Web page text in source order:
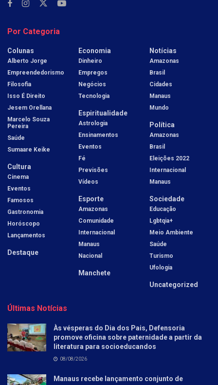
Por Categoria
Colunas
Alberto Jorge
Empreendedorismo
Filosofia
Isso É Direito
Jesem Orellana
Marcelo Souza
Pereira
Saúde
Sumaare Keike
Cultura
Cinema
Eventos
Famosos
Gastronomia
Horóscopo
Lançamentos
Destaque
Economia
Dinheiro
Empregos
Negócios
Tecnologia
Espiritualidade
Astrologia
Ensinamentos
Eventos
Fé
Previsões
Vídeos
Esporte
Amazonas
Comunidade
Internacional
Manaus
Nacional
Manchete
Notícias
Amazonas
Brasil
Cidades
Manaus
Mundo
Política
Amazonas
Brasil
Eleições 2022
Internacional
Manaus
Sociedade
Educação
Lgbtqia+
Meio Ambiente
Saúde
Turismo
Ufologia
Uncategorized
Últimas Notícias
Às vésperas do Dia dos Pais, Defensoria
promove oficina sobre paternidade a partir da
literatura para socioeducandos
08/08/2026
Manaus recebe lançamento conjunto de